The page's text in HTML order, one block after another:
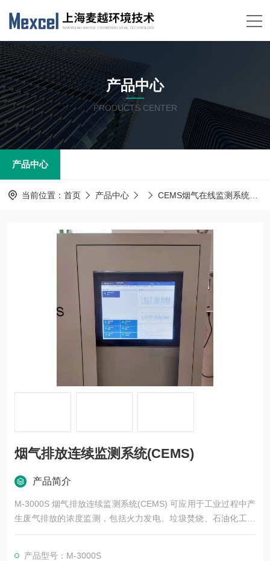
产品中心
PRODUCTS CENTER
产品中心
当前位置： 首页 产品中心 CEMS烟气在线监测系统
烟气排放连续监测系统(CEMS)
产品简介
M-3000S 烟气排放连续监测系统(CEMS) 可应用于工业过程中产
生废气排放的浓度监测，包括火力发电、垃圾焚烧、石油化工、
钢铁冶炼、工业炉窑、水泥、生物医药等。
产品型号：M-3000S